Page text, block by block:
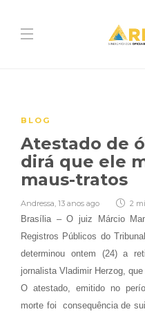
BLOG
Atestado de
dirá que ele
maus-tratos
Andressa, 13 anos ago 2
Brasília – O juiz Márcio
Registros Públicos do
determinou ontem (24) a
jornalista Vladimir Herzog,
O atestado, emitido no
morte foi consequência de